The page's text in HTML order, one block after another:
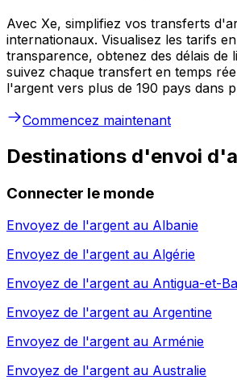
Avec Xe, simplifiez vos transferts
internationaux. Visualisez les tarifs
transparence, obtenez des délais de
suivez chaque transfert en temps
l'argent vers plus de 190 pays dans
Commencez maintenant
Destinations d'envoi
Connecter le monde
Envoyez de l'argent au Albanie
Envoyez de l'argent au Algérie
Envoyez de l'argent au Antigua-et-
Envoyez de l'argent au Argentine
Envoyez de l'argent au Arménie
Envoyez de l'argent au Australie